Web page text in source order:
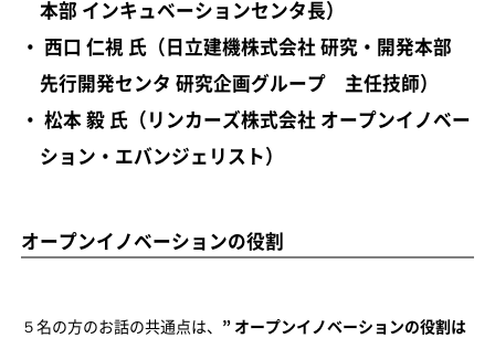
本部 インキュベーションセンタ長）
・ 西口 仁視 氏（日立建機株式会社 研究・開発本部
先行開発センタ 研究企画グループ 主任技師）
・ 松本 毅 氏（リンカーズ株式会社 オープンイノベー
ション・エバンジェリスト）
オープンイノベーションの役割
５名の方のお話の共通点は、 ” オープンイノベーションの役割は